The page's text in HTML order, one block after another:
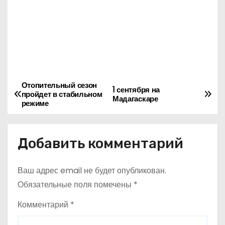
Н
а
и
г
1 сентября на
Мадагаскаре
Отопительный сезон
пройдет в стабильном
режиме
Добавить комментарий
Ваш адрес email не будет опубликован.
Обязательные поля помечены *
Комментарий *